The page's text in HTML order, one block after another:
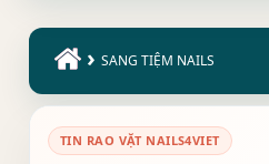
› SANG TIỆM NAILS
TIN RAO VẶT NAILS4VIET